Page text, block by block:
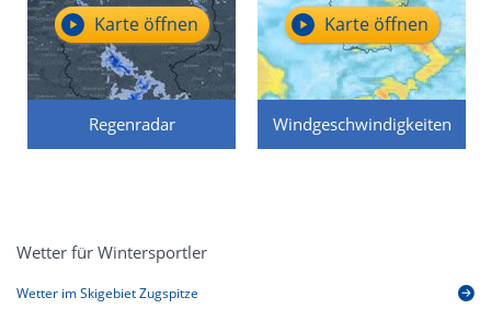
Regenradar
Karte öffnen
Windgeschwindigkeiten
Karte öffnen
Wetter für Wintersportler
Wetter im Skigebiet Zugspitze